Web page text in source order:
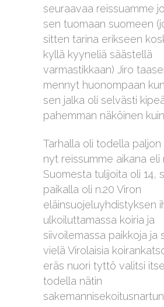
seuraavaa reissuamme
sen tuomaan suomeen
sitten tarina erikseen
kyllä kyyneliä säästellä
varmastikkaan) Jiro
mennyt huonompaan
sen jalka oli selvästi
pahemman näköinen
Tarhalla oli todella
nyt reissumme aikana eli
Suomesta tulijoita oli 14,
paikalla oli n.20 Viron
eläinsuojeluyhdistyksen
ulkoiluttamassa koiria ja
siivoilemassa paikkoja ja
vielä Virolaisia
eräs nuori tyttö valitsi
todella nätin